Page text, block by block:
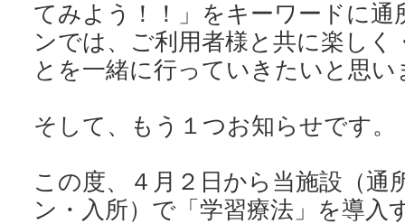
てみよう！！」をキーワードに
ンでは、ご利用者様と共に楽しく
とを一緒に行っていきたいと思い
そして、もう１つお知らせです。
この度、４月２日から当施設（通
ン・入所）で「学習療法」を導入